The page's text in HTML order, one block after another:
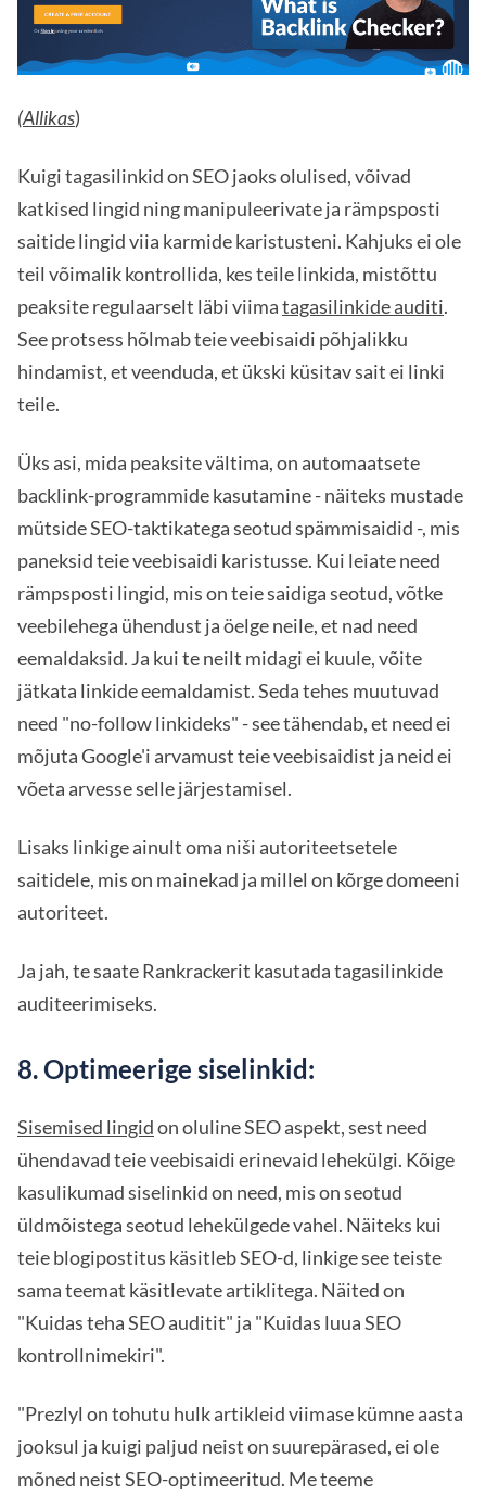
(Allikas)
Kuigi tagasilinkid on SEO jaoks olulised, võivad
katkised lingid ning manipuleerivate ja rämpsposti
saitide lingid viia karmide karistusteni. Kahjuks ei ole
teil võimalik kontrollida, kes teile linkida, mistõttu
peaksite regulaarselt läbi viimatagasilinkide auditi.
See protsess hõlmab teie veebisaidi põhjalikku
hindamist, et veenduda, et ükski küsitav sait ei linki
teile.
Üks asi, mida peaksite vältima, on automaatsete
backlink-programmide kasutamine - näiteks mustade
mütside SEO-taktikatega seotud spämmisaidid -, mis
paneksid teie veebisaidi karistusse. Kui leiate need
rämpsposti lingid, mis on teie saidiga seotud, võtke
veebilehega ühendust ja öelge neile, et nad need
eemaldaksid. Ja kui te neilt midagi ei kuule, võite
jätkata linkide eemaldamist. Seda tehes muutuvad
need "no-follow linkideks" - see tähendab, et need ei
mõjuta Google'i arvamust teie veebisaidist ja neid ei
võeta arvesse selle järjestamisel.
Lisaks linkige ainult oma niši autoriteetsetele
saitidele, mis on mainekad ja millel on kõrge domeeni
autoriteet.
Ja jah, te saate Rankrackerit kasutada tagasilinkide
auditeerimiseks.
8. Optimeerige siselinkid:
Sisemised lingidon oluline SEO aspekt, sest need
ühendavad teie veebisaidi erinevaid lehekülgi. Kõige
kasulikumad siselinkid on need, mis on seotud
üldmõistega seotud lehekülgede vahel. Näiteks kui
teie blogipostitus käsitleb SEO-d, linkige see teiste
sama teemat käsitlevate artiklitega. Näited on
"Kuidas teha SEO auditit" ja "Kuidas luua SEO
kontrollnimekiri".
"Prezlyl on tohutu hulk artikleid viimase kümne aasta
jooksul ja kuigi paljud neist on suurepärased, ei ole
mõned neist SEO-optimeeritud. Me teeme